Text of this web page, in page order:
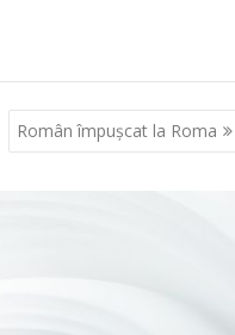
Român împuşcat la Roma